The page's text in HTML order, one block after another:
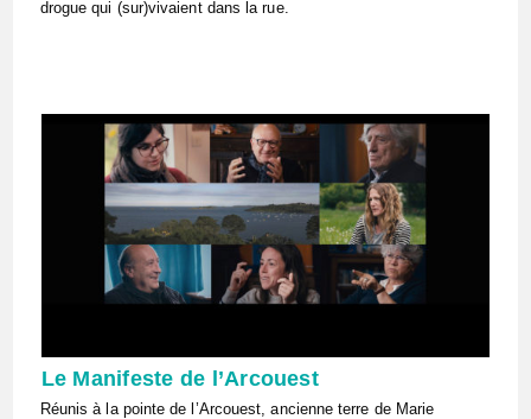
drogue qui (sur)vivaient dans la rue.
Le Manifeste de l’Arcouest
Réunis à la pointe de l’Arcouest, ancienne terre de Marie